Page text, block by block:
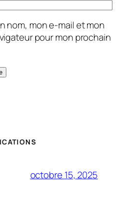
nom, mon e-mail et mon
pour mon prochain
octobre 15, 2025